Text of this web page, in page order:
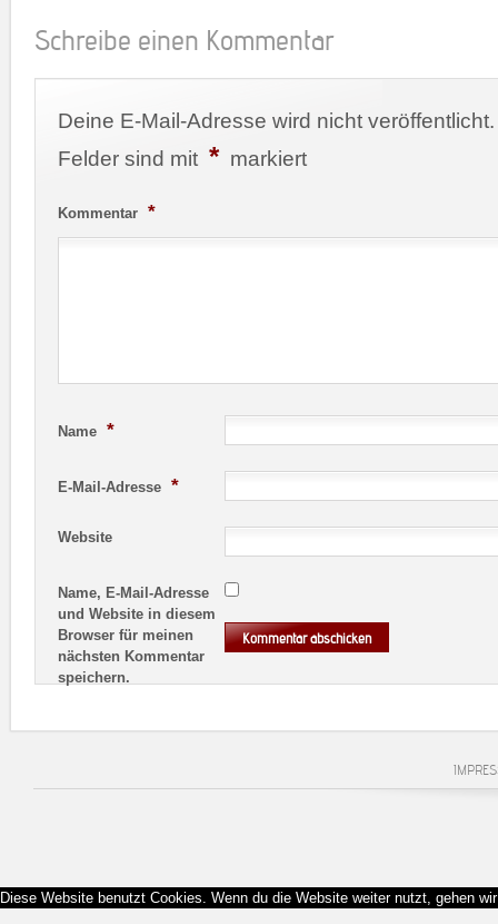
Schreibe einen Kommentar
Deine E-Mail-Adresse wird nicht veröffentlicht.
Felder sind mit * markiert
Kommentar *
Name *
E-Mail-Adresse *
Website
Name, E-Mail-Adresse
und Website in diesem
Browser für meinen
nächsten Kommentar
speichern.
Diese Website benutzt Cookies. Wenn du die Website weiter nutzt, gehen